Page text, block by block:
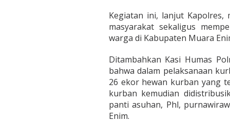
Kegiatan ini, lanjut Kapolres,
masyarakat sekaligus
warga di Kabupaten Muara
Ditambahkan Kasi Humas
bahwa dalam pelaksanaan
26 ekor hewan kurban yang
kurban kemudian
panti asuhan, Phl,
Enim.